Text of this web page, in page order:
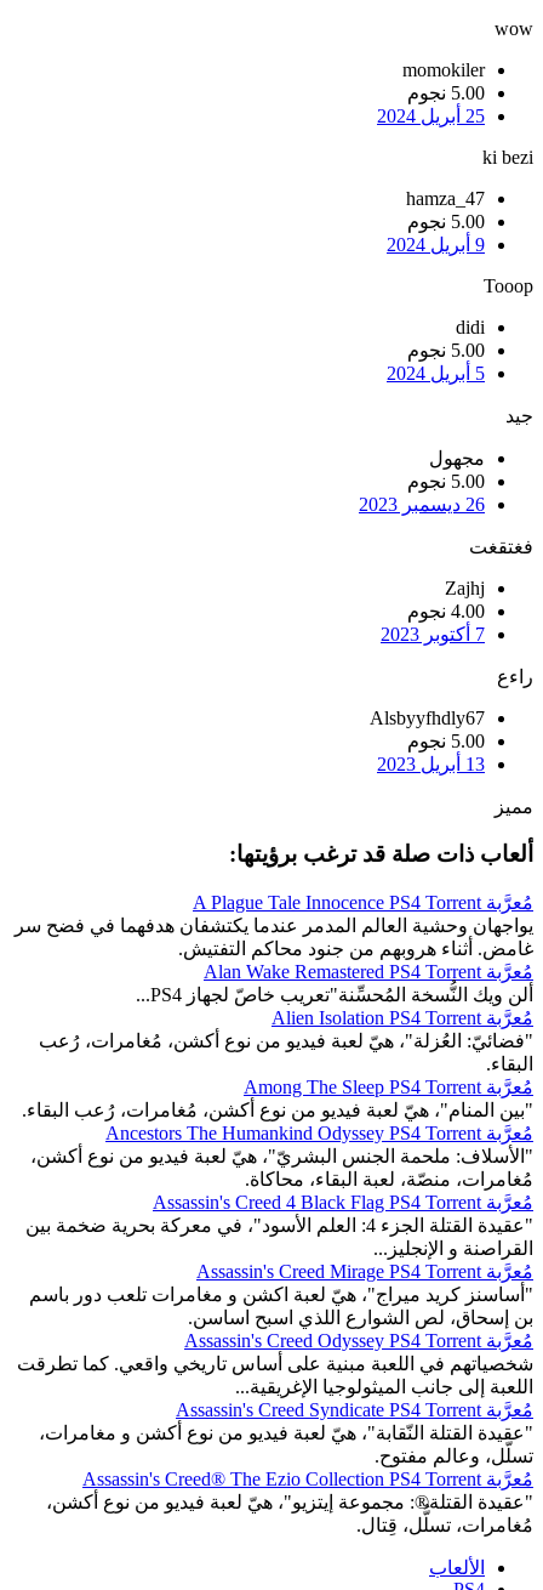
wow
momokiler
5.00 نجوم
25 أبريل 2024
ki bezi
hamza_47
5.00 نجوم
9 أبريل 2024
Tooop
didi
5.00 نجوم
5 أبريل 2024
جيد
مجهول
5.00 نجوم
26 ديسمبر 2023
فغتقغت
Zajhj
4.00 نجوم
7 أكتوبر 2023
راءع
Alsbyyfhdly67
5.00 نجوم
13 أبريل 2023
مميز
ألعاب ذات صلة قد ترغب برؤيتها:
مُعرَّبة A Plague Tale Innocence PS4 Torrent
يواجهان وحشية العالم المدمر عندما يكتشفان هدفهما في فضح سر
غامض. أثناء هروبهم من جنود محاكم التفتيش.
مُعرَّبة Alan Wake Remastered PS4 Torrent
ألن ويك النُّسخة المُحسِّنة"تعريب خاصّ لجهاز PS4...
مُعرَّبة Alien Isolation PS4 Torrent
"فضائيّ: العُزلة"، هيّ لعبة فيديو من نوع أكشن، مُغامرات، رُعب
البقاء.
مُعرَّبة Among The Sleep PS4 Torrent
"بين المنام"، هيّ لعبة فيديو من نوع أكشن، مُغامرات، رُعب البقاء.
مُعرَّبة Ancestors The Humankind Odyssey PS4 Torrent
"الأسلاف: ملحمة الجنس البشريّ"، هيّ لعبة فيديو من نوع أكشن،
مُغامرات، منصّة، لعبة البقاء، محاكاة.
مُعرَّبة Assassin's Creed 4 Black Flag PS4 Torrent
"عقيدة القتلة الجزء 4: العلم الأسود"، في معركة بحرية ضخمة بين
القراصنة و الإنجليز...
مُعرَّبة Assassin's Creed Mirage PS4 Torrent
"أساسنز كريد ميراج"، هيّ لعبة اكشن و مغامرات تلعب دور باسم
بن إسحاق، لص الشوارع اللذي اسبح اساسن.
مُعرَّبة Assassin's Creed Odyssey PS4 Torrent
شخصياتهم في اللعبة مبنية على أساس تاريخي واقعي. كما تطرقت
اللعبة إلى جانب الميثولوجيا الإغريقية...
مُعرَّبة Assassin's Creed Syndicate PS4 Torrent
"عقيدة القتلة النّقابة"، هيّ لعبة فيديو من نوع أكشن و مغامرات،
تسلّل، وعالم مفتوح.
مُعرَّبة Assassin's Creed® The Ezio Collection PS4 Torrent
"عقيدة القتلة®: مجموعة إيتزيو"، هيّ لعبة فيديو من نوع أكشن،
مُغامرات، تسلُّل، قِتال.
الألعاب